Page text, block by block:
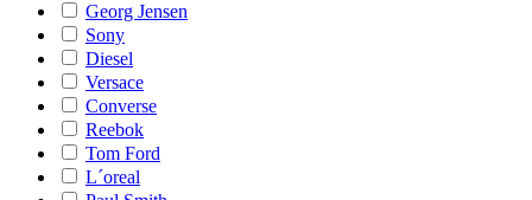
Georg Jensen
Sony
Diesel
Versace
Converse
Reebok
Tom Ford
L´oreal